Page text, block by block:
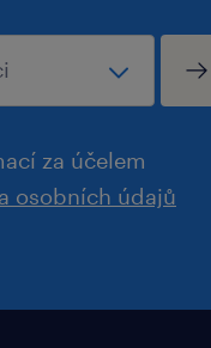
za účelem
osobních údajů